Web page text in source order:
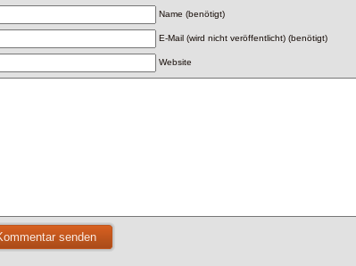
Name (benötigt)
E-Mail (wird nicht veröffentlicht) (benötigt)
Website